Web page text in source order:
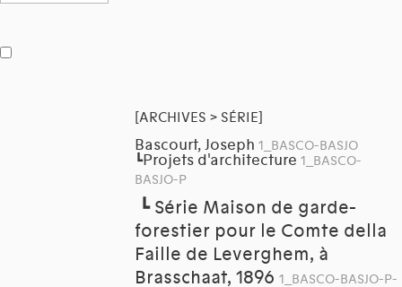
[ARCHIVES > SÉRIE]
Bascourt, Joseph 1_BASCO-BASJO
┗Projets d'architecture 1_BASCO-
BASJO-P
┗ Série Maison de garde-
forestier pour le Comte della
Faille de Leverghem, à
Brasschaat, 1896 1_BASCO-BASJO-P-